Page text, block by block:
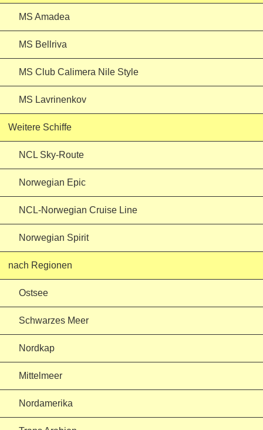
MS Amadea
MS Bellriva
MS Club Calimera Nile Style
MS Lavrinenkov
Weitere Schiffe
NCL Sky-Route
Norwegian Epic
NCL-Norwegian Cruise Line
Norwegian Spirit
nach Regionen
Ostsee
Schwarzes Meer
Nordkap
Mittelmeer
Nordamerika